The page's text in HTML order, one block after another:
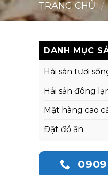
TRANG CHỦ /
DANH MỤC
Hải sản tươi
Hải sản đông
Mặt hàng cao
Đặt đồ ăn